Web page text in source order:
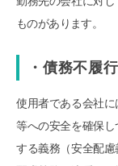
ものがあります。
・債務不履
使用者である会社
等への安全を確保
する義務（安全配